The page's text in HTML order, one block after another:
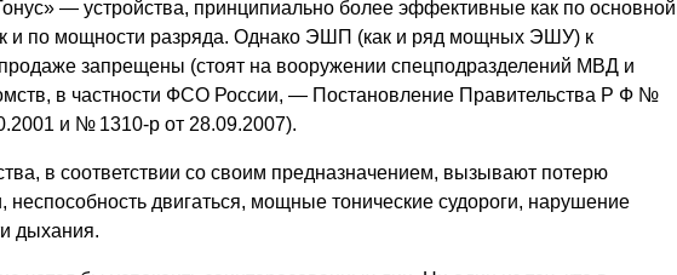
— устройства, принципиально более эффективные как по основной
и по мощности разряда. Однако ЭШП (как и ряд мощных ЭШУ) к
запрещены (стоят на вооружении спецподразделений МВД и
в частности ФСО России, — Постановление Правительства Р Ф №
и № 1310-р от 28.09.2007).
в соответствии со своим предназначением, вызывают потерю
неспособность двигаться, мощные тонические судороги, нарушение
дыхания.